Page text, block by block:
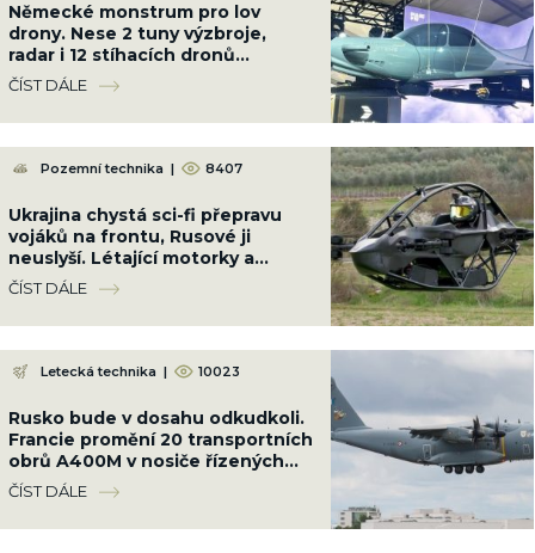
Německé monstrum pro lov
drony. Nese 2 tuny výzbroje,
radar i 12 stíhacích dronů
najednou
ČÍST DÁLE
Pozemní technika | 8407
Ukrajina chystá sci-fi přepravu
vojáků na frontu, Rusové ji
neuslyší. Létající motorky a
„aerobuginy“ jsou za rohem
ČÍST DÁLE
Letecká technika | 10023
Rusko bude v dosahu odkudkoli.
Francie promění 20 transportních
obrů A400M v nosiče řízených
střel s doletem 9 000 km
ČÍST DÁLE